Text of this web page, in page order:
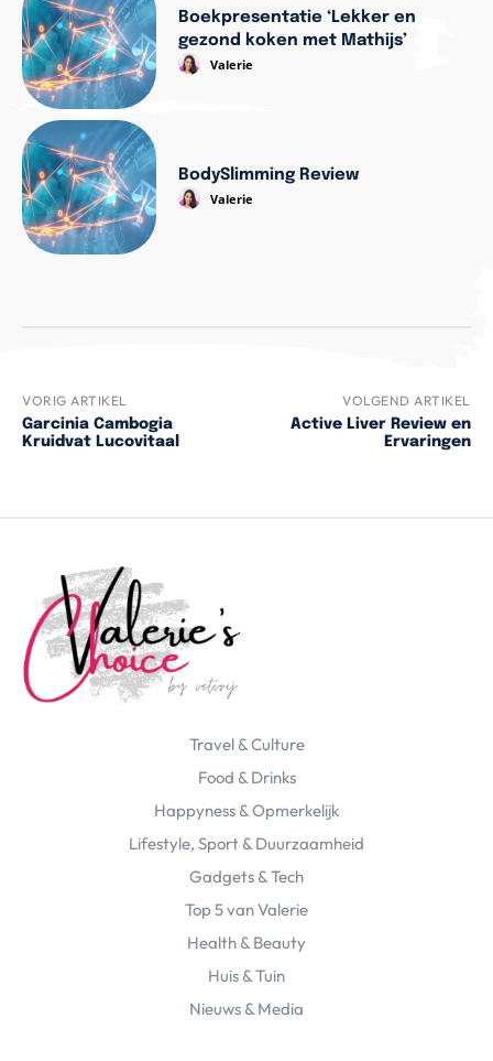
Boekpresentatie ‘Lekker en
gezond koken met Mathijs’
Valerie
BodySlimming Review
Valerie
VORIG ARTIKEL
Garcinia Cambogia
Kruidvat Lucovitaal
VOLGEND ARTIKEL
Active Liver Review en
Ervaringen
Travel & Culture
Food & Drinks
Happyness & Opmerkelijk
Lifestyle, Sport & Duurzaamheid
Gadgets & Tech
Top 5 van Valerie
Health & Beauty
Huis & Tuin
Nieuws & Media